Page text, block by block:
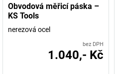
Obvodová měřicí páska –
KS Tools
nerezová ocel
bez DPH
1.040,- Kč